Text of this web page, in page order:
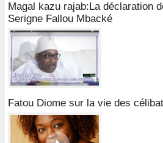
Magal kazu rajab:La déclaration
Serigne Fallou Mbacké
Fatou Diome sur la vie des